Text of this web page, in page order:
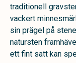
traditionell
vackert
sin prägel på
natursten
ett fint sätt kan